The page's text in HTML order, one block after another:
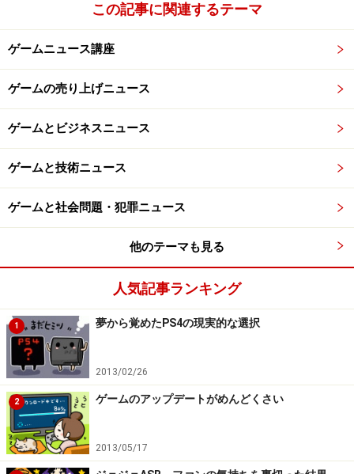
任天堂の設定した目標に対してピンチなのはそうかもし
れません。任天堂としては、年末商戦で大きく伸ばせな
プランを見直す必要があるでしょう。しかしこれが、ニ
ンテンドースイッチというゲームが売れていない、世の
中に受け入れられていない、ということを示しているか
というと、ちょっと意味が変わります。
発売2年で3,800万台の意味
世界的に好調なPS4よりもさらに高水準を目指しているよう
ここで、任天堂の目標がどういうものなのか、というお
話をしたいと思います。ガイドは、任天堂の決算などで
数字を精査してみて、この目標は相当に強気の目標だ
な、と思いました。任天堂が目標の2,000万台を販売でき
た場合、2019年3月末、つまりは発売から約2年1か月後
に世界累計販売台数は3,779万台になります。
この記事に関連するテーマ
ゲームニュース講座
ゲームの売り上げニュース
ゲームとビジネスニュース
ゲームと技術ニュース
ゲームと社会問題・犯罪ニュース
他のテーマも見る
人気記事ランキング
1 夢から覚めたPS4の現実的な選択
2013/02/26
2 ゲームのアップデートがめんどくさい
2013/05/17